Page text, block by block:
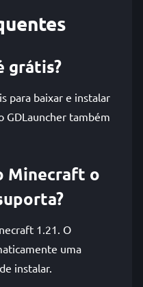
grátis?
para baixar e instalar
GDLauncher também
Minecraft o
1.21. O
uma
instalar.